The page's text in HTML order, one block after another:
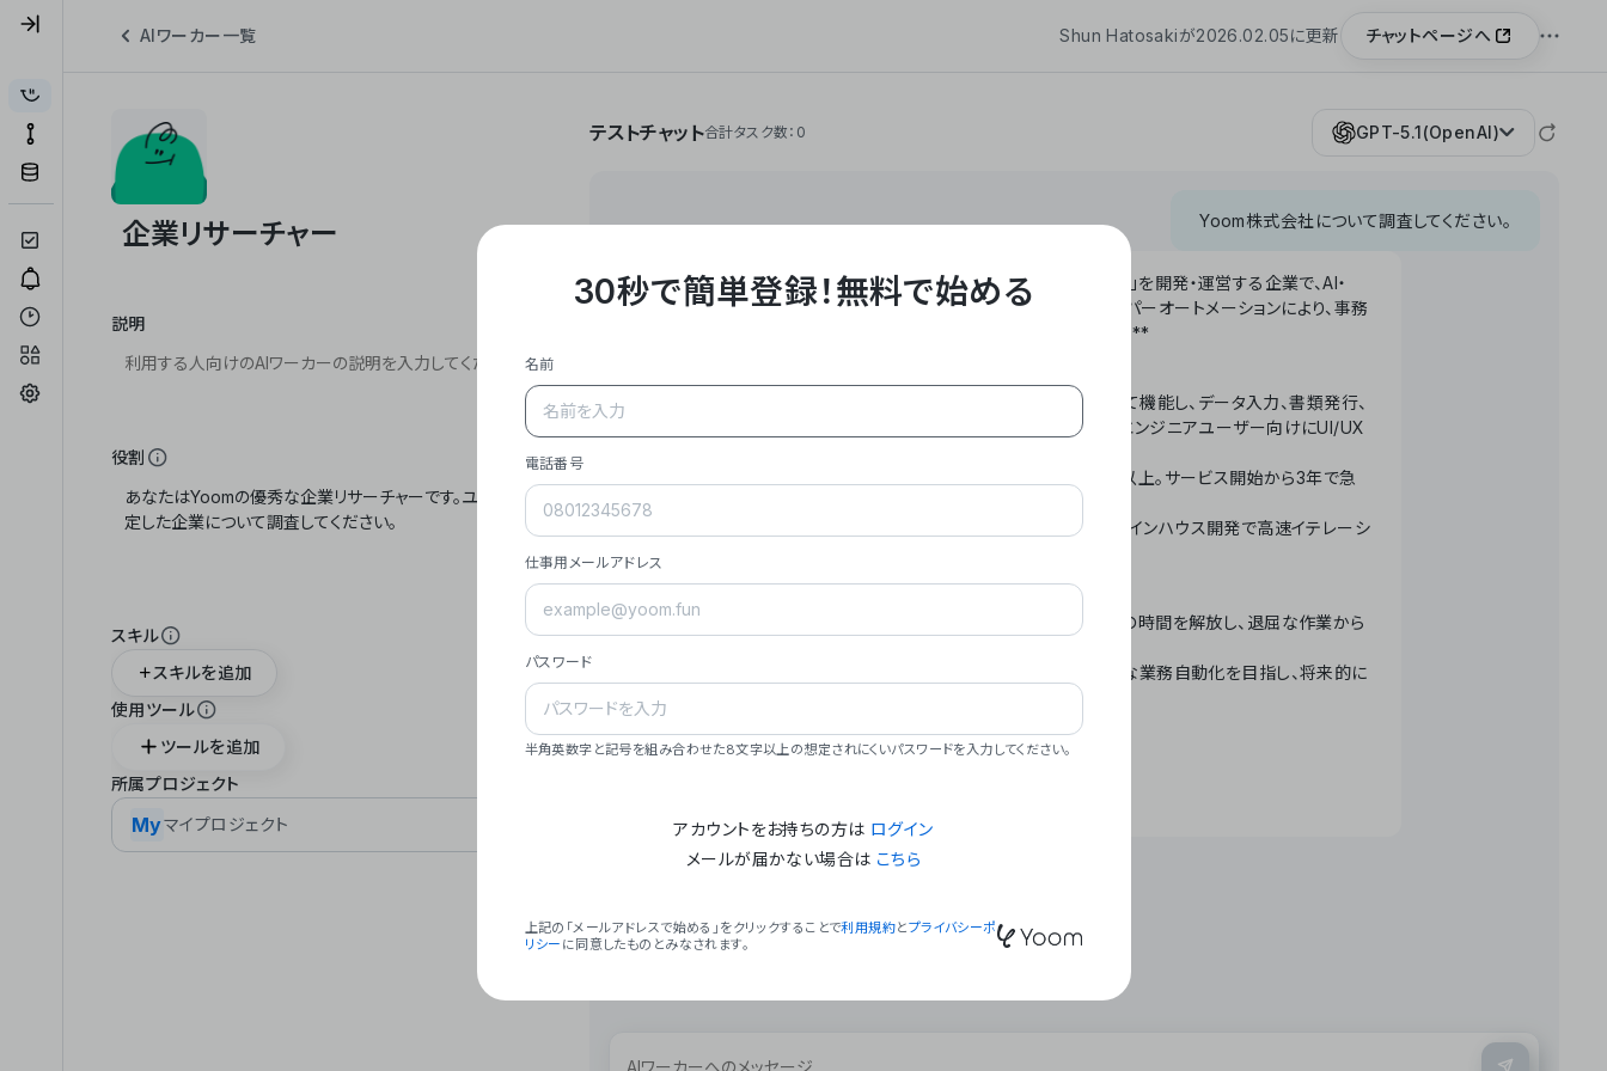
AIワーカー一覧 Shun Hatosakiが2026.02.05に更新 チャットページへ
説明
役割
スキル
スキルを追加
使用ツール
ツールを追加
所属プロジェクト
Myマイプロジェクト
テストチャット合計タスク数：0 GPT-5.1(OpenAI)
Yoom株式会社について調査してください。
**Yoom株式会社は、ビジネスオートメーションSaaS「Yoom」を開発・運営する企業で、AI・
API・RPA・OCRなどの技術をノーコードで組み合わせたハイパーオートメーションにより、事務
作業やデスクワークを自動化するサービスを提供しています。**
- **主力プロダクト「Yoom」**: SaaS連携データベースとして機能し、データ入力、書類発行、
メール対応、請求書処理、日報作成などの業務を自動化。非エンジニアユーザー向けにUI/UX
- **実績**: 国内利用社数20,000社超、直近成長率300%以上。サービス開始から3年で急
- **強み**: すべての自動化技術を1プラットフォームで完結。インハウス開発で高速イテレーシ
- **ミッション**: 「We Make Time」 – テクノロジーで人々の時間を解放し、退屈な作業から
- **ビジョン**: 「Global Business Automation」 – 世界的な業務自動化を目指し、将来的に
### 会社概要
30秒で簡単登録！無料で始める
名前
電話番号
仕事用メールアドレス
パスワード
半角英数字と記号を組み合わせた8文字以上の想定されにくいパスワードを入力してください。
アカウントをお持ちの方は ログイン
メールが届かない場合は こちら
上記の「メールアドレスで始める」をクリックすることで利用規約とプライバシーポ
リシー に同意したものとみなされます。